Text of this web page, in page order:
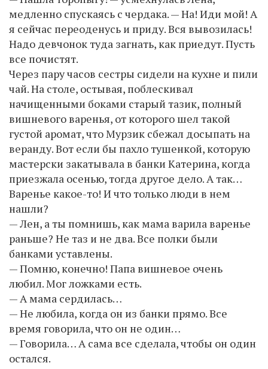
медленно спускаясь с чердака. — На! Иди мой! А
я сейчас переоденусь и приду. Вся вывозилась!
Надо девчонок туда загнать, как приедут. Пусть
все почистят.
Через пару часов сестры сидели на кухне и пили
чай. На столе, остывая, поблескивал
начищенными боками старый тазик, полный
вишневого варенья, от которого шел такой
густой аромат, что Мурзик сбежал досыпать на
веранду. Вот если бы пахло тушенкой, которую
мастерски закатывала в банки Катерина, когда
приезжала осенью, тогда другое дело. А так…
Варенье какое-то! И что только люди в нем
нашли?
— Лен, а ты помнишь, как мама варила варенье
раньше? Не таз и не два. Все полки были
банками уставлены.
— Помню, конечно! Папа вишневое очень
любил. Мог ложками есть.
— А мама сердилась…
— Не любила, когда он из банки прямо. Все
время говорила, что он не один…
— Говорила… А сама все сделала, чтобы он один
остался.